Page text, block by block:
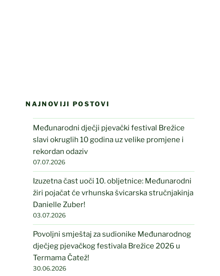
NAJNOVIJI POSTOVI
Međunarodni dječji pjevački festival Brežice
slavi okruglih 10 godina uz velike promjene i
rekordan odaziv
07.07.2026
Izuzetna čast uoči 10. obljetnice: Međunarodni
žiri pojačat će vrhunska švicarska stručnjakinja
Danielle Zuber!
03.07.2026
Povoljni smještaj za sudionike Međunarodnog
dječjeg pjevačkog festivala Brežice 2026 u
Termama Čatež!
30.06.2026